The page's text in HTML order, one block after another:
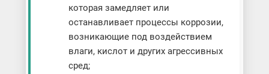
которая замедляет или
останавливает процессы коррозии,
возникающие под воздействием
влаги, кислот и других агрессивных
сред;